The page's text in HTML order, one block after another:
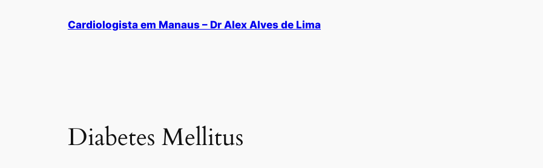
Cardiologista em Manaus – Dr Alex Alves de Lima
Diabetes Mellitus